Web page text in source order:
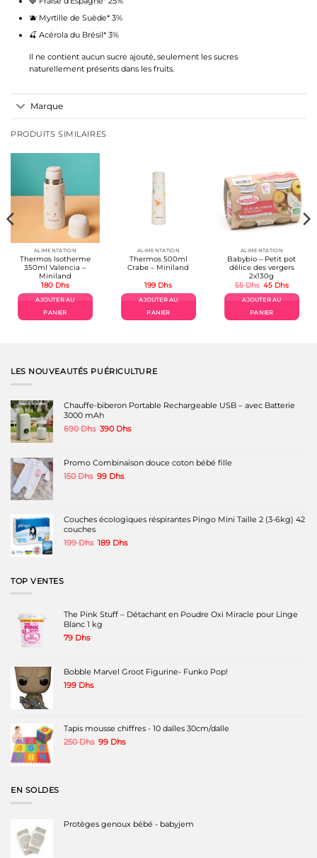
🫐 Myrtille de Suède* 3%
🍒 Acérola du Brésil* 3%
Il ne contient aucun sucre ajouté, seulement les sucres
naturellement présents dans les fruits.
Marque
PRODUITS SIMILAIRES
ALIMENTATION
Thermos Isotherme
350ml Valencia –
Miniland
180 Dhs
AJOUTER AU
PANIER
ALIMENTATION
Thermos 500ml
Crabe – Miniland
199 Dhs
AJOUTER AU
PANIER
ALIMENTATION
Babybio – Petit pot
délice des vergers
2x130g
55Dhs Le
initial
était :
55 Dhs.
45 DhsLe
actuel
AJOUTER AU
PANIER
LES NOUVEAUTÉS PUÉRICULTURE
Chauffe-biberon Portable Rechargeable USB – avec Batterie
3000 mAh
690Dhs Le
était :
690 Dhs.
390 DhsLe
390 Dhs.
Promo Combinaison douce coton bébé fille
150Dhs Le
150 Dhs.
99 DhsLe
99 Dhs.
Couches écologiques réspirantes Pingo Mini Taille 2 (3-6kg) 42
couches
199Dhs Le
189 DhsLe
TOP VENTES
The Pink Stuff – Détachant en Poudre Oxi Miracle pour Linge
Blanc 1 kg
79 Dhs
Bobble Marvel Groot Figurine- Funko Pop!
199 Dhs
Tapis mousse chiffres - 10 dalles 30cm/dalle
250Dhs Le
99 DhsLe
EN SOLDES
Protèges genoux bébé - babyjem